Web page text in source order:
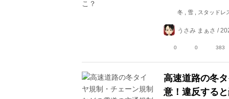
冬 , 雪 , スタッドレ
うさみ まぁさ /
0 0 383
高速道路の冬
意！違反すると